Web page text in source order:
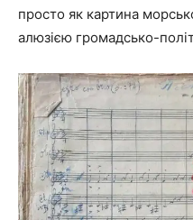
просто як картина
алюзією громадсько-